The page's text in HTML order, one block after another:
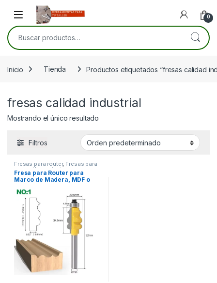
Skip to navigation
Skip to content
Open 0
Buscar por:
Inicio Tienda Productos etiquetados “fresas calidad
fresas calidad industrial
Mostrando el único resultado
Filtros
Fresas para router, Fresas para
router Herramientas para
carpintería
Fresa para Router para
Marco de Madera, MDF o
Revestida en Teflón, Calidad
Industrial